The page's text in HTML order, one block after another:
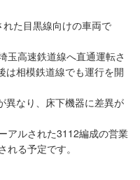
た目黒線向けの車両で
玉高速鉄道線へ直通運転さ
は相模鉄道線でも運行を開
異なり、床下機器に差異が
アルされた3112編成の営業
る予定です。